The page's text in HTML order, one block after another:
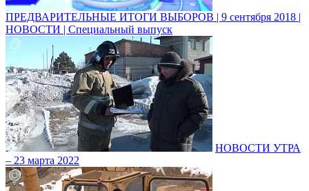
ПРЕДВАРИТЕЛЬНЫЕ ИТОГИ ВЫБОРОВ | 9 сентября 2018 |
НОВОСТИ | Специальный выпуск
НОВОСТИ УТРА
– 23 марта 2022